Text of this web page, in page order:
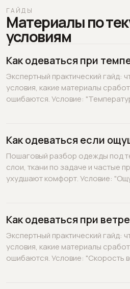
ГАЙДЫ
Материалы по
условиям
Как одеваться при
Экспертный практический гайд:
условия, какие материалы
ошибаются. Условие:
Как одеваться если
Пошаговый разбор одежды под
слои, ткани по задаче и частые
ухудшают комфорт. Условие:
Как одеваться при
Экспертный практический гайд:
условия, какие материалы
ошибаются. Условие: "Скорость